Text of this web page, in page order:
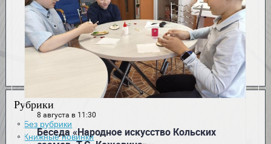
Рубрики
Без рубрики
Книжные новинки